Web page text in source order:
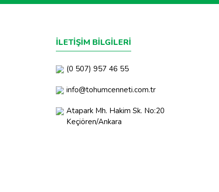
İLETİŞİM BİLGİLERİ
(0 507) 957 46 55
info@tohumcenneti.com.tr
Atapark Mh. Hakim Sk. No:20
Keçiören/Ankara